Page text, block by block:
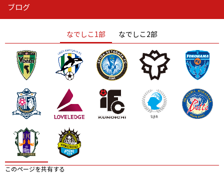
ニッパツ
ニッパツ 名古屋
石人の星
静岡 愛媛Ｌ
ブログ
なでしこ1部 なでしこ2部
このページを共有する